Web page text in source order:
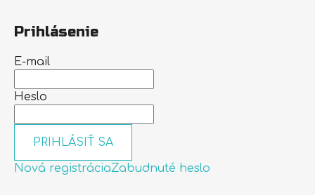
Prihlásenie
E-mail
Heslo
PRIHLÁSIŤ SA
Nová registráciaZabudnuté heslo